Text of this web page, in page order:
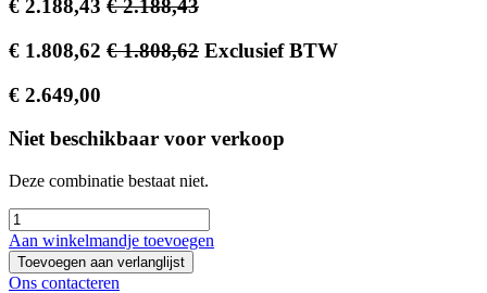
€ 2.188,43 €2.188,43
€ 1.808,62 €1.808,62 Exclusief BTW
€ 2.649,00
Niet beschikbaar voor verkoop
Deze combinatie bestaat niet.
Aan winkelmandje toevoegen
Toevoegen aan verlanglijst
Ons contacteren